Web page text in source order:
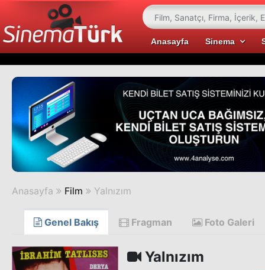
Anasayfa Sinema
Anasayfa Film Yalnızım
Genel Bakış Fragman Foto Galeri
Yalnızım